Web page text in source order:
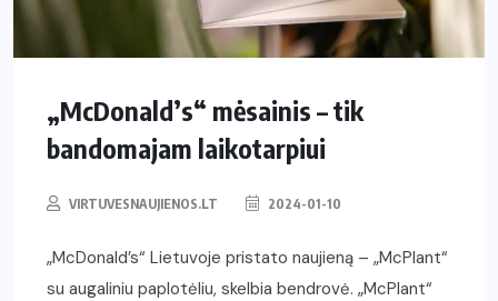
„McDonald’s“ mėsainis – tik
bandomajam laikotarpiui
VIRTUVESNAUJIENOS.LT 2024-01-10
„McDonald’s“ Lietuvoje pristato naujieną – „McPlant“
su augaliniu paplotėliu, skelbia bendrovė. „McPlant“